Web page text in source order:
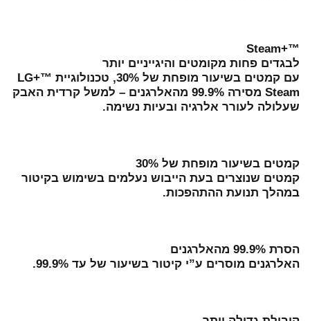
™+Steam
לבגדים פחות מקומטים והיגייניים יותר
עם קמטים בשיעור מופחת של 30%, טכנולוגיית ™+LG
Steam מסירה 99.9% מהאלרגנים – למשל קרדית האבק
שעלולה לעורר אלרגיה ובעיות נשימה.
קמטים בשיעור מופחת של 30%
קמטים שנוצרים בעת הייבוש נעלמים בשימוש בקיטור
במהלך תנועת ההתהפכות.
הסרת 99.9% מהאלרגנים
האלרגנים מוסרים ע”י קיטור בשיעור של עד 99.9%.